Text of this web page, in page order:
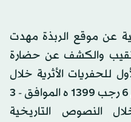
عن موقع الربذة مهدت
والكشف عن حضارة
للحفريات الأثرية خلال
الفترة من 7 جمادى الثانية إلى 6 رجب 1399 ه الموافق - 3
1979 ومن خلال النصوص التاريخية